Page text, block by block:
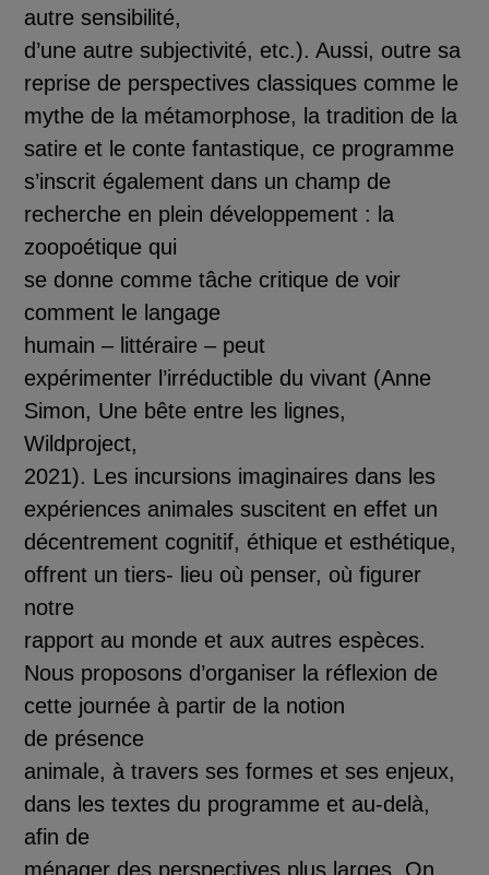
autre sensibilité,
d’une autre subjectivité, etc.). Aussi, outre sa
reprise de perspectives classiques comme le
mythe de la métamorphose, la tradition de la
satire et le conte fantastique, ce programme
s’inscrit également dans un champ de
recherche en plein développement : la
zoopoétique qui
se donne comme tâche critique de voir
comment le langage
humain – littéraire – peut
expérimenter l’irréductible du vivant (Anne
Simon, Une bête entre les lignes,
Wil dproject,
2021). Les incursions imaginaires dans les
expériences animales suscitent en effet un
décentrement cognitif, éthique et esthétique,
offrent un tiers- lieu où penser, où figurer
notre
rapport au monde et aux autres espèces.
Nous proposons d’organiser la réflexion de
cette journée à partir de la notion
de présence
animale, à travers ses formes et ses enjeux,
dans les textes du programme et au-del à,
afin de
ménager des perspectives plus larges. On